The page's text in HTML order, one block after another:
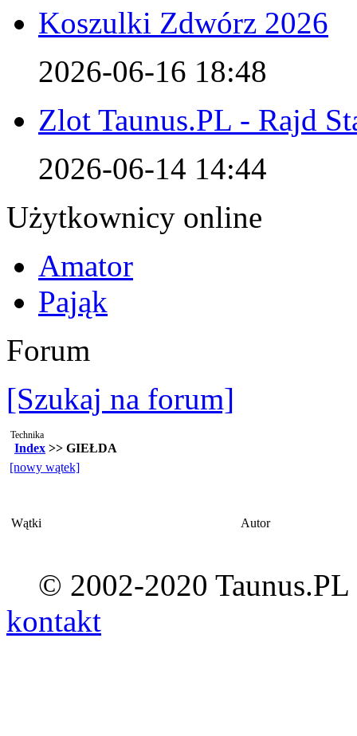
Koszulki Zdwórz 2026
2026-06-16 18:48
Zlot Taunus.PL - Rajd
2026-06-14 14:44
Użytkownicy online
Amator
Pająk
Forum
[Szukaj na forum]
Technika
Index >> GIEŁDA
[nowy wątek]
Wątki Autor
© 2002-2020
kontakt